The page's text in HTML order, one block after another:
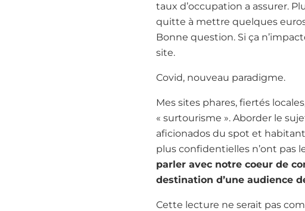
taux d’occupation a assurer.
quitte à mettre quelques
Bonne question. Si ça
site.
Covid, nouveau paradigme.
Mes sites phares, fiertés
« surtourisme ». Aborder le
aficionados du spot et
plus confidentielles n’ont pas
parler avec notre coeur de
destination d’une audience
Cette lecture ne serait pas